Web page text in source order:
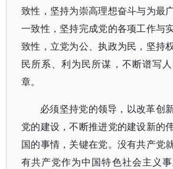
致性，坚持为崇高理想奋斗与为最
一致性，坚持完成党的各项工作与
致性，立党为公、执政为民，坚持
民所系、利为民所谋，不断谱写
章。
必须坚持党的领导，以改革创
党的建设，不断推进党的建设新的
国的事情，关键在党。没有共产党
有共产党作为中国特色社会主义